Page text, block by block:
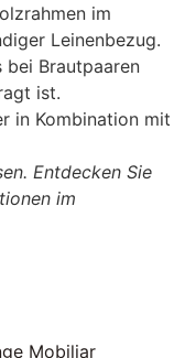
im
Leinenbezug.
bei Brautpaaren
ist.
in Kombination mit
Entdecken Sie
im
Mobiliar